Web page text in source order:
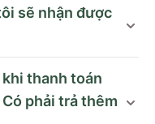
sẽ nhận được
thanh toán
phải trả thêm